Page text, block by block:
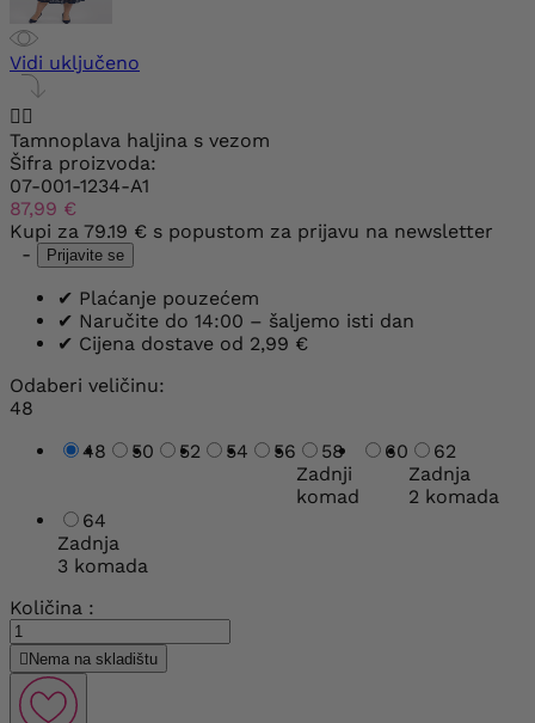
Vidi uključeno

Tamnoplava haljina s vezom
Šifra proizvoda:
07-001-1234-A1
87,99 €
Kupi za 79.19 € s popustom za prijavu na newsletter
-
Prijavite se
✔ Plaćanje pouzećem
✔ Naručite do 14:00 – šaljemo isti dan
✔ Cijena dostave od 2,99 €
Odaberi veličinu:
48
48
50 52 54 56
58
Zadnji
komad
60
62
Zadnja
2 komada
64
Zadnja
3 komada
Količina :
Nema na skladištu